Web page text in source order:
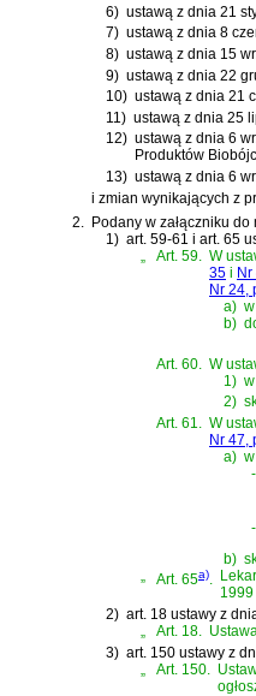
6) ustawą z dnia 21
7) ustawą z dnia 8
8) ustawą z dnia 15
9) ustawą z dnia 22
10) ustawą z dnia 21
11) ustawą z dnia 25
12) ustawą z dnia 6
Produktów
13) ustawą z dnia 6
i zmian wynikających z
2.
Podany w załączniku
1) art. 59-61 i art. 65
Art. 59. W
35 i Nr
Nr 24,
a)
b)
Art. 60.
W
1)
2)
Art. 61.
W
Nr 47,
a)
-
-
b)
„
Art. 65a).
1999
2) art. 18 ustawy z
„
Art. 18.
3) art. 150 ustawy z
Art. 150.